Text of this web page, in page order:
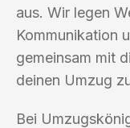
aus. Wir legen
Kommunikation
gemeinsam mit
deinen Umzug
Bei